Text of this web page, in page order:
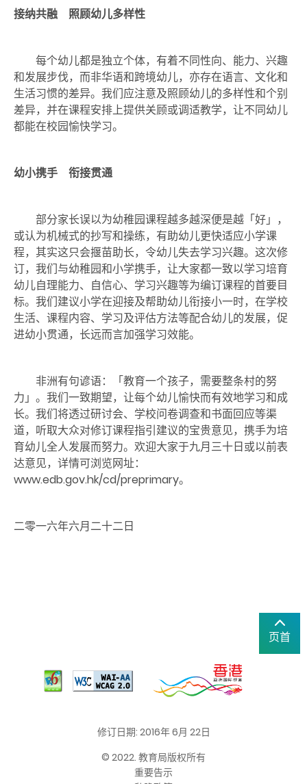
接纳共融 照顾幼儿多样性
每个幼儿都是独立个体，有着不同性向、能力、兴趣
和发展步伐，而非华语和跨境幼儿，亦存在语言、文化和
生活习惯的差异。我们应注意及照顾幼儿的多样性和个别
差异，并在课程安排上提供关顾或调适教学，让不同幼儿
都能在校园愉快学习。
幼小携手 衔接贯通
部分家长误以为幼稚园课程越多越深便是越「好」，
或认为机械式的抄写和操练，有助幼儿更快适应小学课
程，其实这只会揠苗助长，令幼儿失去学习兴趣。这次修
订，我们与幼稚园和小学携手，让大家都一致以学习培育
幼儿自理能力、自信心、学习兴趣等为编订课程的首要目
标。我们建议小学在迎接及帮助幼儿衔接小一时，在学校
生活、课程内容、学习及评估方法等配合幼儿的发展，促
进幼小贯通，长远而言加强学习效能。
非洲有句谚语：「教育一个孩子，需要整条村的努
力」。我们一致期望，让每个幼儿愉快而有效地学习和成
长。我们将透过研讨会、学校问卷调查和书面回应等渠
道，听取大众对修订课程指引建议的宝贵意见，携手为培
育幼儿全人发展而努力。欢迎大家于九月三十日或以前表
达意见，详情可浏览网址：
www.edb.gov.hk/cd/preprimary。
二零一六年六月二十二日
页首
修订日期: 2016年 6月 22日
© 2022. 教育局版权所有
重要告示